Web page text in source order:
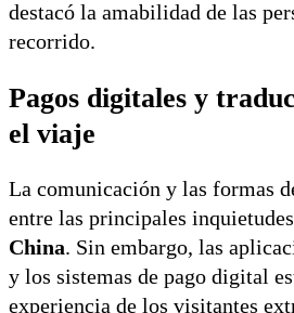
destacó la amabilidad de las
recorrido.
Pagos digitales y
el viaje
La comunicación y las formas
entre las principales
China. Sin embargo, las
y los sistemas de pago digital
experiencia de los visitantes